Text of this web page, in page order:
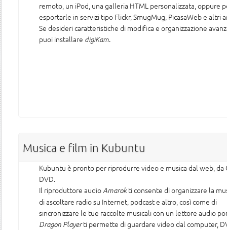
remoto, un iPod, una galleria HTML personalizzata, oppure
esportarle in servizi tipo Flickr, SmugMug, PicasaWeb e altri
Se desideri caratteristiche di modifica e organizzazione
puoi installare digiKam.
Musica e film in Kubuntu
Kubuntu è pronto per riprodurre video e musica dal web, da
DVD.
Il riproduttore audio Amarokti consente di organizzare la
di ascoltare radio su Internet, podcast e altro, così come di
sincronizzare le tue raccolte musicali con un lettore audio
Dragon Playerti permette di guardare video dal computer,